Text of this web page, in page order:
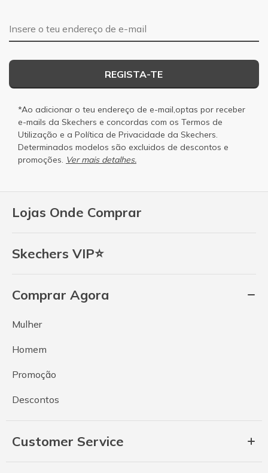
Lojas Onde Comprar
Skechers VIP⭐
Comprar Agora
Mulher
Homem
Promoção
Descontos
Customer Service
Endereço de e-mail
REGISTA-TE
*Ao adicionar o teu endereço de e-mail,optas por receber
e-mails da Skechers e concordas com os Termos de
Utilização e a Política de Privacidade da Skechers.
Determinados modelos são excluidos de descontos e
promoções. Ver mais detalhes.